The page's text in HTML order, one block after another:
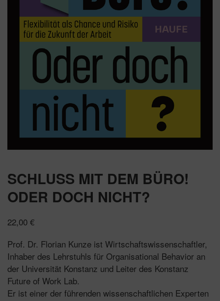
SCHLUSS MIT DEM BÜRO!
ODER DOCH NICHT?
22,00 €
Prof. Dr. Florian Kunze ist Wirtschaftswissenschaftler,
Inhaber des Lehrstuhls für Organisational Behavior an
der Universität Konstanz und Leiter des Konstanz
Future of Work Lab.
Er ist einer der führenden wissenschaftlichen Experten